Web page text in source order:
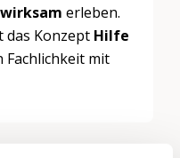
erleben.
das Konzept Hilfe
Fachlichkeit mit